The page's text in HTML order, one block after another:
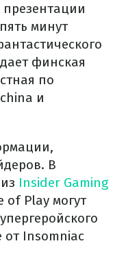
минут
финская
по
и
В
Insider Gaming
of Play могут
от Insomniac